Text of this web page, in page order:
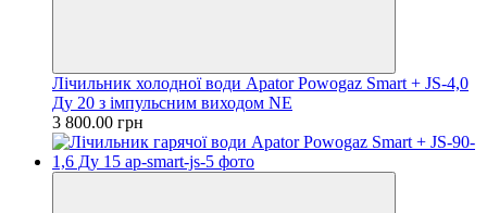
Лічильник холодної води Apator Powogaz Smart + JS-4,0
Ду 20 з імпульсним виходом NE
3 800.00 грн